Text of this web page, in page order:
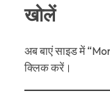
खोलें
अब बाएं साइड में
क्लिक करें।